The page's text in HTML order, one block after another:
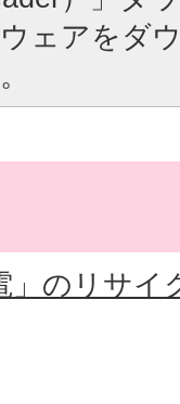
ェアをダ
」のリサイ